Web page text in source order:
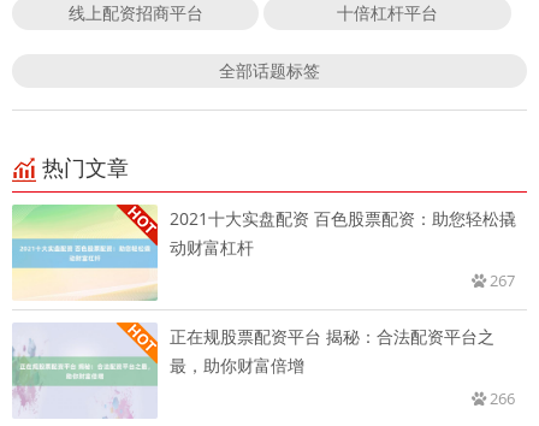
线上配资招商平台 十倍杠杆平台
全部话题标签
热门文章
2021十大实盘配资 百色股票配资：助您轻松撬
动财富杠杆
267
正在规股票配资平台 揭秘：合法配资平台之
最，助你财富倍增
266